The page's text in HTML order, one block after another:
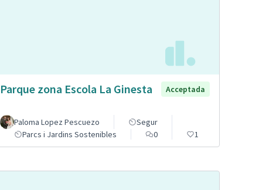
Parque zona Escola La Ginesta Acceptada
Paloma Lopez Pescuezo
Segur
Parcs i Jardins Sostenibles
0 1